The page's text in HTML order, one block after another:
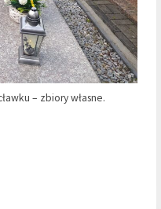
– zbiory własne.